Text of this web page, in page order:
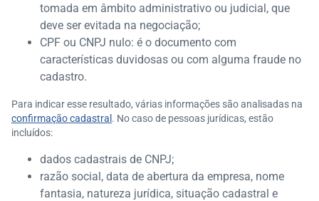
tomada em âmbito administrativo ou judicial, que
deve ser evitada na negociação;
CPF ou CNPJ nulo: é o documento com
características duvidosas ou com alguma fraude no
cadastro.
Para indicar esse resultado, várias informações são analisadas na
confirmação cadastral . No caso de pessoas jurídicas, estão
incluídos:
dados cadastrais de CNPJ;
razão social, data de abertura da empresa, nome
fantasia, natureza jurídica, situação cadastral e